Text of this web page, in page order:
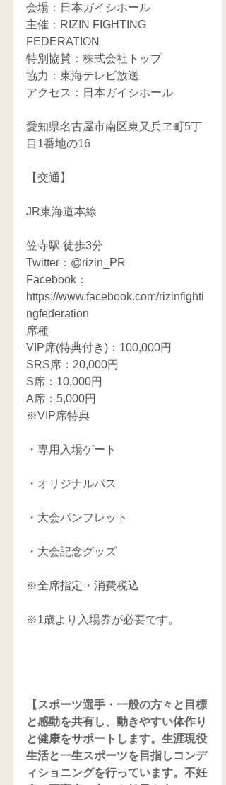
会場：日本ガイシホール
主催：RIZIN FIGHTING
FEDERATION
特別協賛：株式会社トップ
協力：東海テレビ放送
アクセス：日本ガイシホール
愛知県名古屋市南区東又兵ヱ町5丁
目1番地の16
【交通】
JR東海道本線
笠寺駅 徒歩3分
Twitter：@rizin_PR
Facebook：
https://www.facebook.com/rizinfighti
ngfederation
席種
VIP席(特典付き)：100,000円
SRS席：20,000円
S席：10,000円
A席：5,000円
※VIP席特典
・専用入場ゲート
・オリジナルパス
・大会パンフレット
・大会記念グッズ
※全席指定・消費税込
※1歳より入場券が必要です。
【スポーツ選手・一般の方々と目標
と感動を共有し、動きやすい体作り
と健康をサポートします。生涯現役
生活と一生スポーツを目指しコンデ
ィショニングを行っています。不妊